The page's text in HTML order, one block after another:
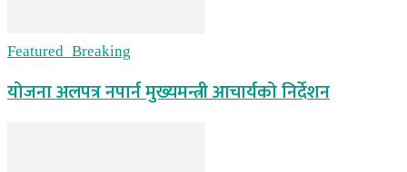
Featured_Breaking
योजना अलपत्र नपार्न मुख्यमन्त्री आचार्यको निर्देशन